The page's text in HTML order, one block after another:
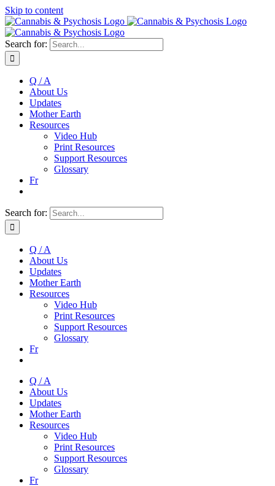
Skip to content
Search for:
Q / A
About Us
Updates
Mother Earth
Resources
Video Hub
Print Resources
Support Resources
Glossary
Fr
Search for:
Q / A
About Us
Updates
Mother Earth
Resources
Video Hub
Print Resources
Support Resources
Glossary
Fr
Q / A
About Us
Updates
Mother Earth
Resources
Video Hub
Print Resources
Support Resources
Glossary
Fr